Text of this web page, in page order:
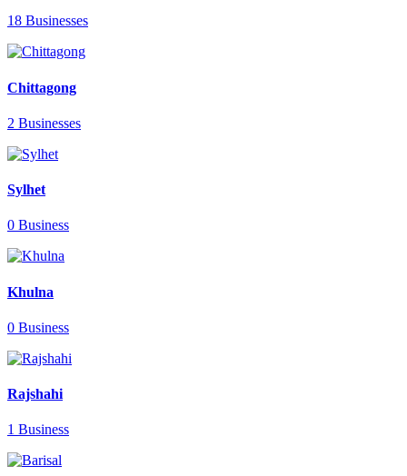
18 Businesses
Chittagong
2 Businesses
Sylhet
0 Business
Khulna
0 Business
Rajshahi
1 Business